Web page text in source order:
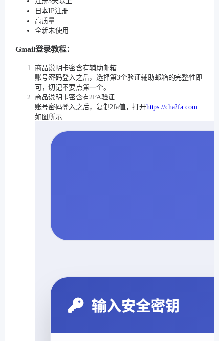
日本IP注册
高质量
全新未使用
Gmail登录教程：
商品说明卡密含有辅助邮箱
账号密码登入之后，选择第3个验证辅助邮箱的完整性即
可，切记不要点第一个。
商品说明卡密含有2FA验证
账号密码登入之后，复制2fa值，打开https://cha2fa.com
如图所示